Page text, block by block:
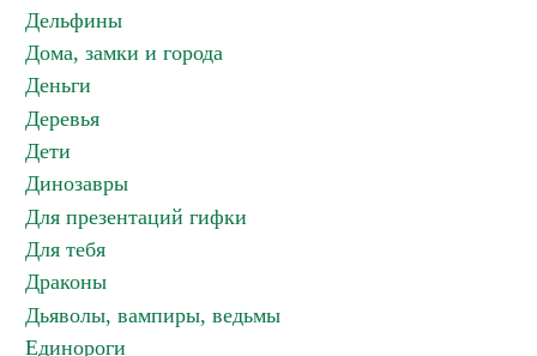
Дельфины
Дома, замки и города
Деньги
Деревья
Дети
Динозавры
Для презентаций гифки
Для тебя
Драконы
Дьяволы, вампиры, ведьмы
Единороги